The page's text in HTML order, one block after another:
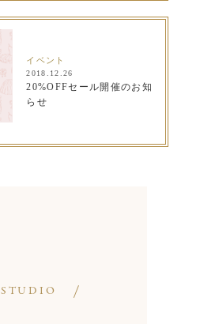
イベント
2018.12.26
20%OFFセール開催のお知
らせ
STUDIO